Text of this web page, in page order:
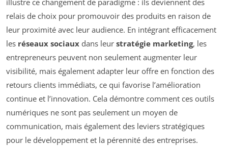
illustre ce changement de paradigme : ils deviennent des
relais de choix pour promouvoir des produits en raison de
leur proximité avec leur audience. En intégrant efficacement
les réseaux sociaux dans leur stratégie marketing, les
entrepreneurs peuvent non seulement augmenter leur
visibilité, mais également adapter leur offre en fonction des
retours clients immédiats, ce qui favorise l’amélioration
continue et l’innovation. Cela démontre comment ces outils
numériques ne sont pas seulement un moyen de
communication, mais également des leviers stratégiques
pour le développement et la pérennité des entreprises.